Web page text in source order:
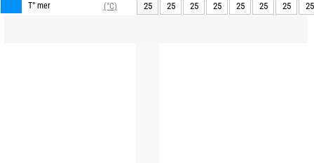
T° mer
(°C)
25
25 25 25 25 25 25 25